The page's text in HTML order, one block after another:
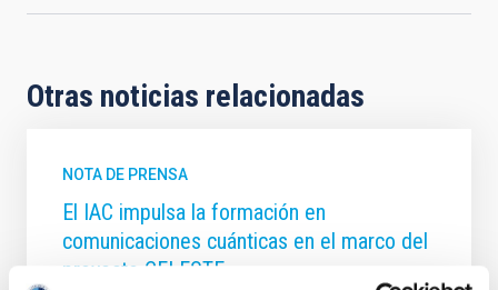
Otras noticias relacionadas
NOTA DE PRENSA
El IAC impulsa la formación en
comunicaciones cuánticas en el marco del
proyecto CELESTE